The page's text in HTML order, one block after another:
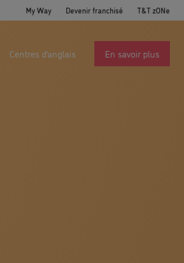
My Way Devenir franchisé T&T zONe
Centres d’anglais En savoir plus